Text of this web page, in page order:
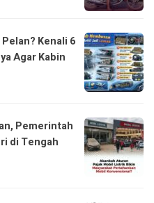
Kenali 6
Agar Kabin
Pemerintah
di Tengah